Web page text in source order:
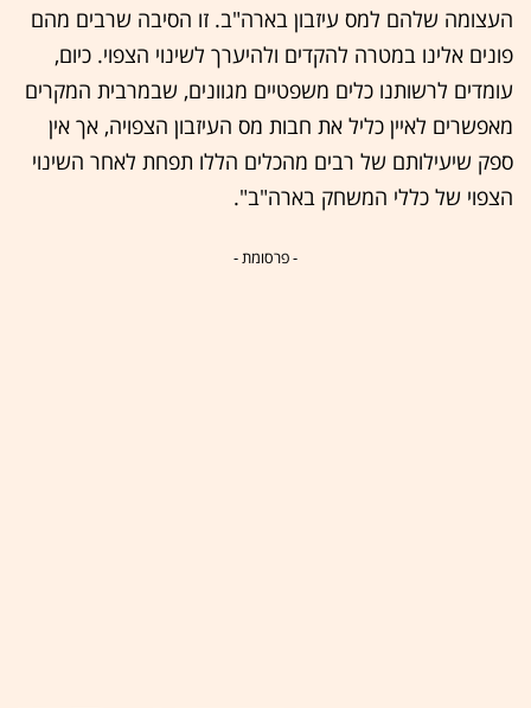
העצומה שלהם למס עיזבון בארה"ב. זו הסיבה שרבים מהם
פונים אלינו במטרה להקדים ולהיערך לשינוי הצפוי. כיום,
עומדים לרשותנו כלים משפטיים מגוונים, שבמרבית המקרים
מאפשרים לאיין כליל את חבות מס העיזבון הצפויה, אך אין
ספק שיעילותם של רבים מהכלים הללו תפחת לאחר השינוי
הצפוי של כללי המשחק בארה"ב".
- פרסומת -